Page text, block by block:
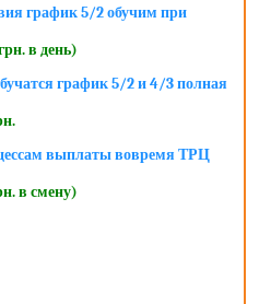
график 5/2 обучим при
в день)
график 5/2 и 4/3 полная
выплаты вовремя ТРЦ
в смену)